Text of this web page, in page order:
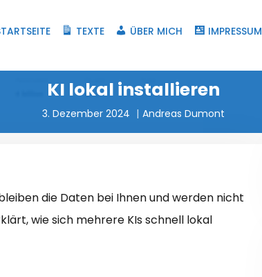
TEXTE ÜBER MICH IMPRESSUM
KI lokal installieren
3. Dezember 2024 Andreas Dumont
die Daten bei Ihnen und werden nicht
wie sich mehrere KIs schnell lokal